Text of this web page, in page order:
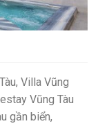
Villa Vũng
Vũng Tàu
gần biển,